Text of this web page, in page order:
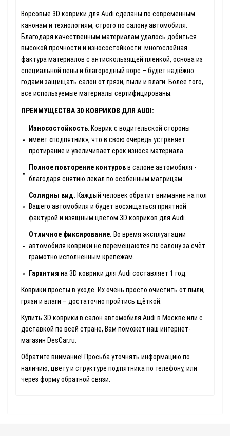
Ворсовые 3D коврики для Audi сделаны по современным
канонам и технологиям, строго по салону автомобиля.
Благодаря качественным материалам удалось добиться
высокой прочности и износостойкости: многослойная
фактура материалов с антискользящей пленкой, основа из
специальной пены и благородный ворс – будет надёжно
годами защищать салон от грязи, пыли и влаги. Более того,
все используемые материалы сертифицированы.
ПРЕИМУЩЕСТВА 3D КОВРИКОВ ДЛЯ AUDI:
Износостойкость . Коврик с водительской стороны
имеет «подпятник», что в свою очередь устраняет
протирание и увеличивает срок износа материала.
Полное повторение контуровв салоне автомобиля -
благодаря снятию лекал по особенным матрицам.
Солидны вид. Каждый человек обратит внимание на пол
Вашего автомобиля и будет восхищаться приятной
фактурой и изящным цветом 3D ковриков для Audi.
Отличное фиксирование. Во время эксплуатации
автомобиля коврики не перемещаются по салону за счёт
грамотно исполненным крепежам.
Гарантия на 3D коврики для Audi составляет 1 год.
Коврики просты в уходе. Их очень просто очистить от пыли,
грязи и влаги – достаточно пройтись щёткой.
Купить 3D коврики в салон автомобиля Audi в Москве или с
доставкой по всей стране, Вам поможет наш интернет-
магазин DesCar.ru.
Обратите внимание! Просьба уточнять информацию по
наличию, цвету и структуре подпятника по телефону, или
через форму обратной связи.